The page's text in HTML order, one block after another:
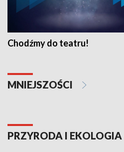
Chodźmy do teatru!
MNIEJSZOŚCI
PRZYRODA I EKOLOGIA